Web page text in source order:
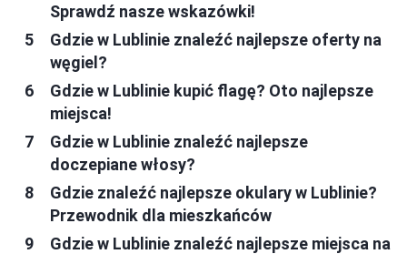
Sprawdź nasze wskazówki!
Gdzie w Lublinie znaleźć najlepsze oferty na
węgiel?
Gdzie w Lublinie kupić flagę? Oto najlepsze
miejsca!
Gdzie w Lublinie znaleźć najlepsze
doczepiane włosy?
Gdzie znaleźć najlepsze okulary w Lublinie?
Przewodnik dla mieszkańców
Gdzie w Lublinie znaleźć najlepsze miejsca na